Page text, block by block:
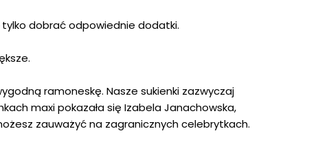
tylko dobrać odpowiednie dodatki.
ramoneskę. Nasze sukienki zazwyczaj
maxi pokazała się Izabela Janachowska,
zauważyć na zagranicznych celebrytkach.